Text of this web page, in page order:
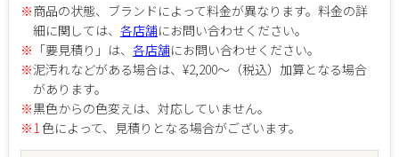
※商品の状態、ブランドによって料金が異なります。料金の詳
細に関しては、 各店舗にお問い合わせください。
※ 「要見積り」は、 各店舗にお問い合わせください。
※泥汚れなどがある場合は、¥2,200～（税込）加算となる場合
があります。
※黒色からの色変えは、対応していません。
※1 色によって、見積りとなる場合がございます。